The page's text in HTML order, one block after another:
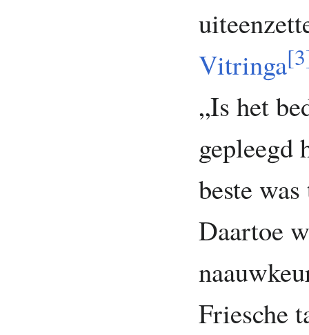
Vitringa[3
„Is het
gepleegd
beste
Daartoe
Friesche